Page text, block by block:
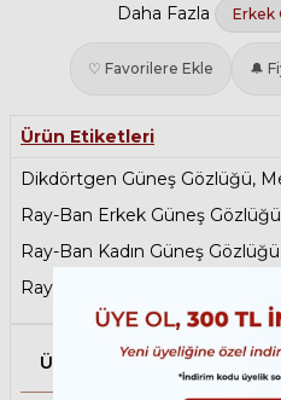
Daha Fazla Erkek
♡ Favorilere Ekle 🔔
Ürün Etiketleri
Dikdörtgen Güneş Gözlüğü,
Ray-Ban Erkek Güneş Gözlüğü
Ray-Ban Kadın Güneş Gözlüğü
Ray-Ban Metal Güneş Gözlükleri
Ürün Açıklaması